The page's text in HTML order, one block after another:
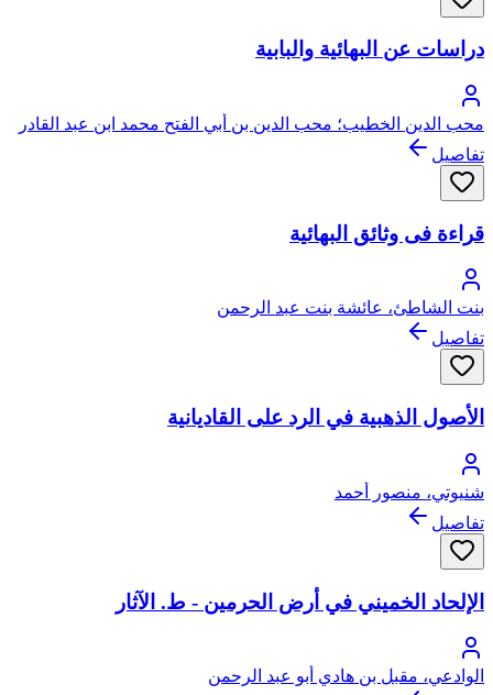
دراسات عن البهائية والبابية
محب الدين الخطيب؛ محب الدين بن أبي الفتح محمد ابن عبد القادر
بن صالح الخطيب، يتصل نسبه بعبد القادر الجيلاني الحسني
تفاصيل
قراءة فى وثائق البهائية
بنت الشاطئ، عائشة بنت عبد الرحمن
تفاصيل
الأصول الذهبية في الرد على القاديانية
شنيوتي، منصور أحمد
تفاصيل
الإلحاد الخميني في أرض الحرمين - ط. الآثار
الوادعي، مقبل بن هادي أبو عبد الرحمن